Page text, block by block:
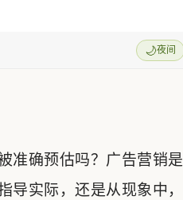
🌙夜间
准确预估吗？广告营销是
实际，还是从现象中，